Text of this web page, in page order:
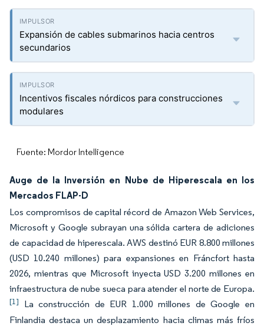
Expansión de cables submarinos hacia centros
secundarios
Incentivos fiscales nórdicos para construcciones
modulares
Fuente: Mordor Intelligence
Auge de la Inversión en Nube de Hiperescala en los
Mercados FLAP-D
Los compromisos de capital récord de Amazon Web Services,
Microsoft y Google subrayan una sólida cartera de adiciones
de capacidad de hiperescala. AWS destinó EUR 8.800 millones
(USD 10.240 millones) para expansiones en Fráncfort hasta
2026, mientras que Microsoft inyecta USD 3.200 millones en
infraestructura de nube sueca para atender el norte de Europa.
[1]
La construcción de EUR 1.000 millones de Google en
Finlandia destaca un desplazamiento hacia climas más fríos